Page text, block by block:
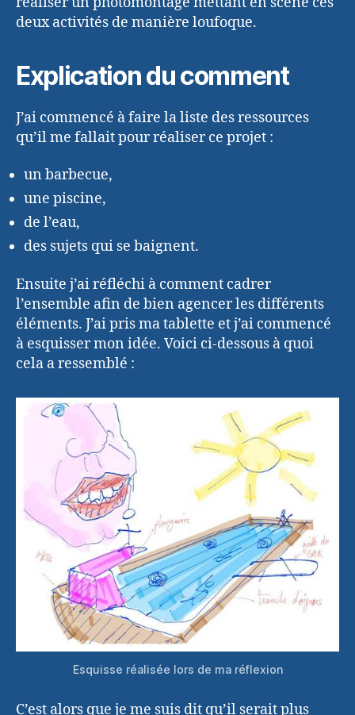
deux activités de manière loufoque.
Explication du comment
J’ai commencé à faire la liste des ressources
qu’il me fallait pour réaliser ce projet :
un barbecue,
une piscine,
de l’eau,
des sujets qui se baignent.
Ensuite j’ai réfléchi à comment cadrer
l’ensemble afin de bien agencer les différents
éléments. J’ai pris ma tablette et j’ai commencé
à esquisser mon idée. Voici ci-dessous à quoi
cela a ressemblé :
Esquisse réalisée lors de ma réflexion
C’est alors que je me suis dit qu’il serait plus